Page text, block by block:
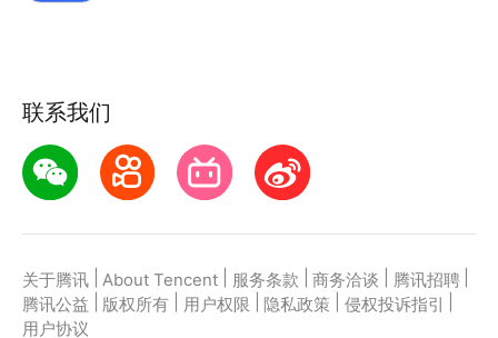
联系我们
关于腾讯 About Tencent 服务条款 商务洽谈 腾讯招聘
腾讯公益
版权所有 用户权限 隐私政策 侵权投诉指引
用户协议